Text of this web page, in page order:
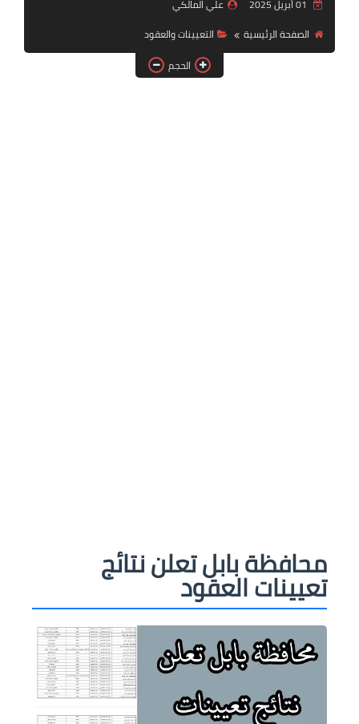
سلف وقروض
وزارة العمل
علي المالكي
الصفحة الرئيسية
التعيينات والعقود
الحجم
محافظة بابل تعلن نتائج
تعيينات العقود